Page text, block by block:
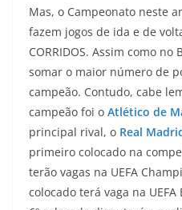
Mas, o Campeonato neste
fazem jogos de ida e de
CORRIDOS. Assim como
somar o maior número de
campeão. Contudo, cabe
campeão foi o Atlético de
principal rival, o Real
primeiro colocado na
terão vagas na UEFA
colocado terá vaga na